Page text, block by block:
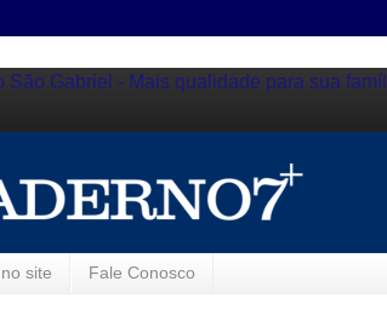
site Fale Conosco